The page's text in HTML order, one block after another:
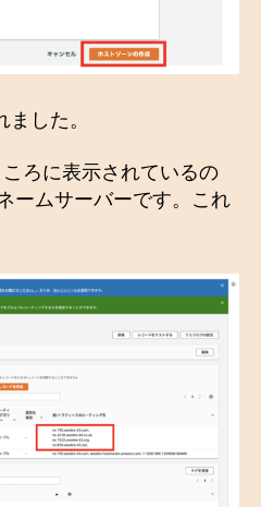
した。
ろに表示されているの
ームサーバーです。これ